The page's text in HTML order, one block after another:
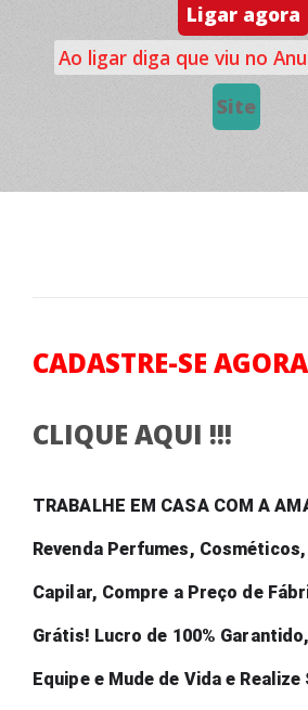
Ligar agora
Ao ligar diga que viu no
Site
CADASTRE-SE
CLIQUE AQUI !!!
TRABALHE EM CASA COM A
Revenda Perfumes,
Capilar, Compre a Preço de
Grátis! Lucro de 100%
Equipe e Mude de Vida e Realize